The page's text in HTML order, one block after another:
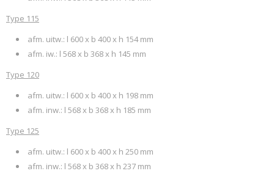
Type 115
afm. uitw.: l 600 x b 400 x h 154 mm
afm. iw.: l 568 x b 368 x h 145 mm
Type 120
afm. uitw.: l 600 x b 400 x h 198 mm
afm. inw.: l 568 x b 368 x h 185 mm
Type 125
afm. uitw.: l 600 x b 400 x h 250 mm
afm. inw.: l 568 x b 368 x h 237 mm